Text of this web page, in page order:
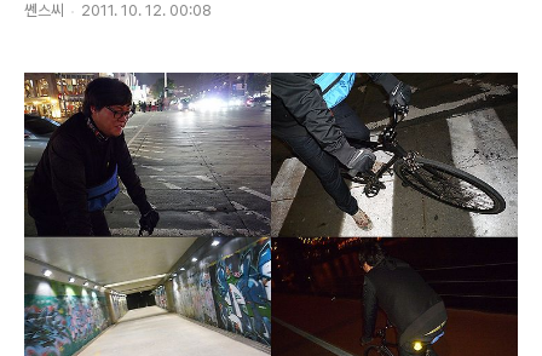
쎈스씨 2011. 10. 12. 00:08